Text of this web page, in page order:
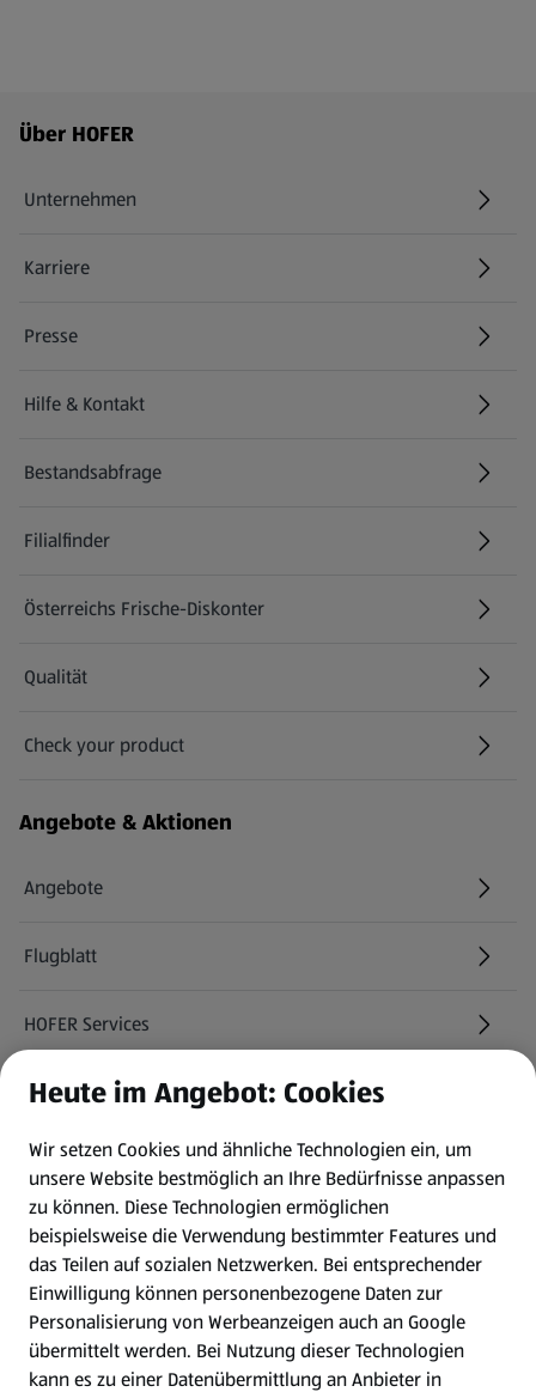
Fußzeilenmenü - weitere Links
Über HOFER
Unternehmen
Karriere
(öffnet in einem neuen Tab)
Presse
Hilfe & Kontakt
(öffnet in einem neuen Tab)
Bestandsabfrage
(öffnet in einem neuen Tab)
Filialfinder
Österreichs Frische-Diskonter
Qualität
Check your product
(öffnet in einem neuen Tab)
Angebote & Aktionen
Angebote
Flugblatt
HOFER Services
Newsletter
WhatsApp
Gewinnspiele
Mein HOFER. Meine Einkäufe.
Meine Meinung. Mein HOFER.
Heute im Angebot: Cookies
Wir setzen Cookies und ähnliche Technologien ein, um
unsere Website bestmöglich an Ihre Bedürfnisse anpassen
zu können. Diese Technologien ermöglichen
beispielsweise die Verwendung bestimmter Features und
das Teilen auf sozialen Netzwerken. Bei entsprechender
Einwilligung können personenbezogene Daten zur
Personalisierung von Werbeanzeigen auch an Google
übermittelt werden. Bei Nutzung dieser Technologien
kann es zu einer Datenübermittlung an Anbieter in